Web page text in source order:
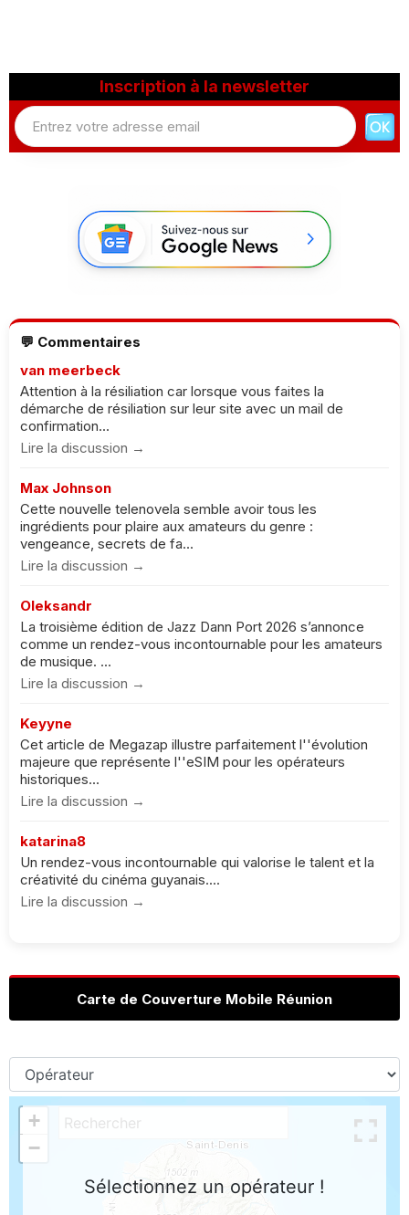
Inscription à la newsletter
💬 Commentaires
van meerbeck
Attention à la résiliation car lorsque vous faites la
démarche de résiliation sur leur site avec un mail de
confirmation...
Lire la discussion →
Max Johnson
Cette nouvelle telenovela semble avoir tous les
ingrédients pour plaire aux amateurs du genre :
vengeance, secrets de fa...
Lire la discussion →
Oleksandr
La troisième édition de Jazz Dann Port 2026 s’annonce
comme un rendez-vous incontournable pour les amateurs
de musique. ...
Lire la discussion →
Keyyne
Cet article de Megazap illustre parfaitement l''évolution
majeure que représente l''eSIM pour les opérateurs
historiques...
Lire la discussion →
katarina8
Un rendez-vous incontournable qui valorise le talent et la
créativité du cinéma guyanais....
Lire la discussion →
Carte de Couverture Mobile Réunion